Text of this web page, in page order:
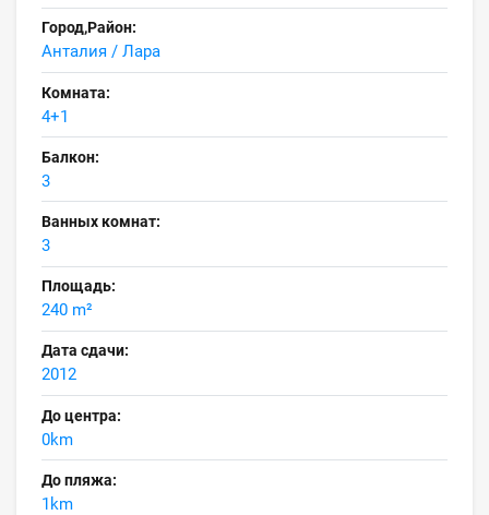
Город,Район:
Анталия / Лара
Комната:
4+1
Балкон:
3
Ванных комнат:
3
Площадь:
240 m²
Дата сдачи:
2012
До центра:
0km
До пляжа:
1km